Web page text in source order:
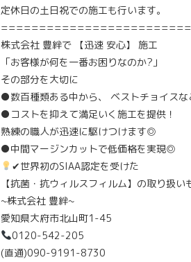
定休日の土日祝での施工も行います。
株式会社 豊絆で 【迅速 安心】 施工
「お客様が何を一番お困りなのか?」⁡
⁡その部分を大切に
●数百種類ある中から、 ベストチョイスな
●コストを抑えて満足いく施工を提供！
熟練の職人が迅速に駆けつけます◎
●中間マージンカットで低価格を実現◎
✔世界初のSIAA認定を受けた
【抗菌・抗ウィルスフィルム】の取り扱い
~株式会社 豊絆~
愛知県大府市北山町1-45
0120-542-205
(直通)090-9191-8730